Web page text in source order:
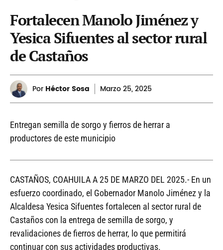
Fortalecen Manolo Jiménez y
Yesica Sifuentes al sector rural
de Castaños
Por Héctor Sosa Marzo25, 2025
Entregan semilla de sorgo y fierros de herrar a
productores de este municipio
CASTAÑOS, COAHUILA A 25 DE MARZO DEL 2025.- En un
esfuerzo coordinado, el Gobernador Manolo Jiménez y la
Alcaldesa Yesica Sifuentes fortalecen al sector rural de
Castaños con la entrega de semilla de sorgo, y
revalidaciones de fierros de herrar, lo que permitirá
continuar con sus actividades productivas.